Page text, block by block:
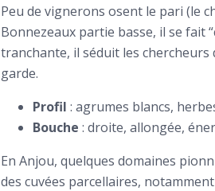
Peu de vignerons osent le pari (le
Bonnezeaux partie basse, il se fait
tranchante, il séduit les chercheurs
garde.
Profil : agrumes blancs,
Bouche : droite, allongée,
En Anjou, quelques domaines
des cuvées parcellaires,